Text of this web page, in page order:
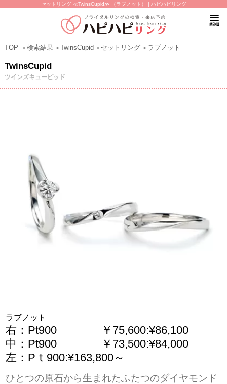
セットリング ≪TwinsCupid≫ （ラブノット） | ハピハピリング
TOP 検索結果 TwinsCupid セットリング ラブノット
TwinsCupid
ツインズキューピッド
ラブノット
右：Pt900 ￥75,600:¥86,100
中：Pt900 ￥73,500:¥84,000
左：Pｔ900:¥163,800～
ひとつの原石から生まれたふたつのダイヤモンド